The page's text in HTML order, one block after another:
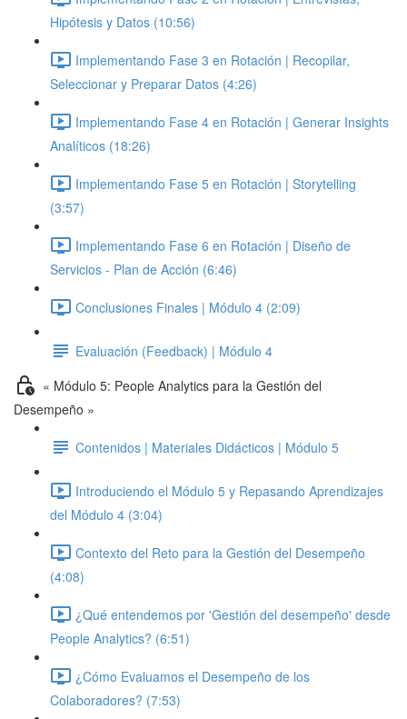
Hipótesis y Datos (10:56)
Implementando Fase 3 en Rotación | Recopilar,
Seleccionar y Preparar Datos (4:26)
Implementando Fase 4 en Rotación | Generar Insights
Analíticos (18:26)
Implementando Fase 5 en Rotación | Storytelling
(3:57)
Implementando Fase 6 en Rotación | Diseño de
Servicios - Plan de Acción (6:46)
Conclusiones Finales | Módulo 4 (2:09)
Evaluación (Feedback) | Módulo 4
« Módulo 5: People Analytics para la Gestión del
Desempeño »
Contenidos | Materiales Didácticos | Módulo 5
Introduciendo el Módulo 5 y Repasando Aprendizajes
del Módulo 4 (3:04)
Contexto del Reto para la Gestión del Desempeño
(4:08)
¿Qué entendemos por 'Gestión del desempeño' desde
People Analytics? (6:51)
¿Cómo Evaluamos el Desempeño de los
Colaboradores? (7:53)